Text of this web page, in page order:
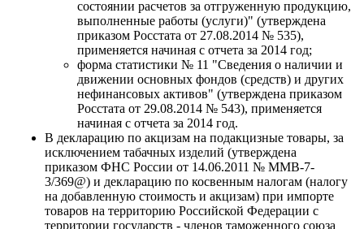
состоянии расчетов за отгруженную продукцию,
выполненные работы (услуги)" (утверждена
приказом Росстата от 27.08.2014 № 535),
применяется начиная с отчета за 2014 год;
форма статистики № 11 "Сведения о наличии и
движении основных фондов (средств) и других
нефинансовых активов" (утверждена приказом
Росстата от 29.08.2014 № 543), применяется
начиная с отчета за 2014 год.
В декларацию по акцизам на подакцизные товары, за
исключением табачных изделий (утверждена
приказом ФНС России от 14.06.2011 № ММВ-7-
3/369@) и декларацию по косвенным налогам (налогу
на добавленную стоимость и акцизам) при импорте
товаров на территорию Российской Федерации с
территории государств - членов таможенного союза